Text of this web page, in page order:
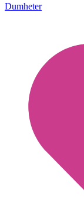
Dumheter